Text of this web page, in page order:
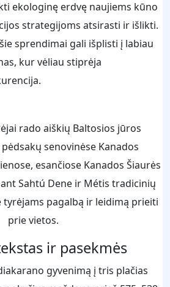
ekologinę erdvę naujiems kūno
strategijoms atsirasti ir išlikti.
sprendimai gali išplisti į labiau
kur vėliau stiprėja
rado aiškių Baltosios jūros
senovinėse Kanados
esančiose Kanados Šiaurės
Sahtú Dene ir Métis tradicinių
pagalbą ir leidimą prieiti
prie vietos.
ir pasekmės
gyvenimą į tris plačias